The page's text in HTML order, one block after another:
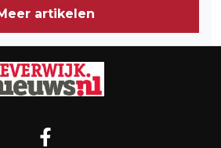
artikelen